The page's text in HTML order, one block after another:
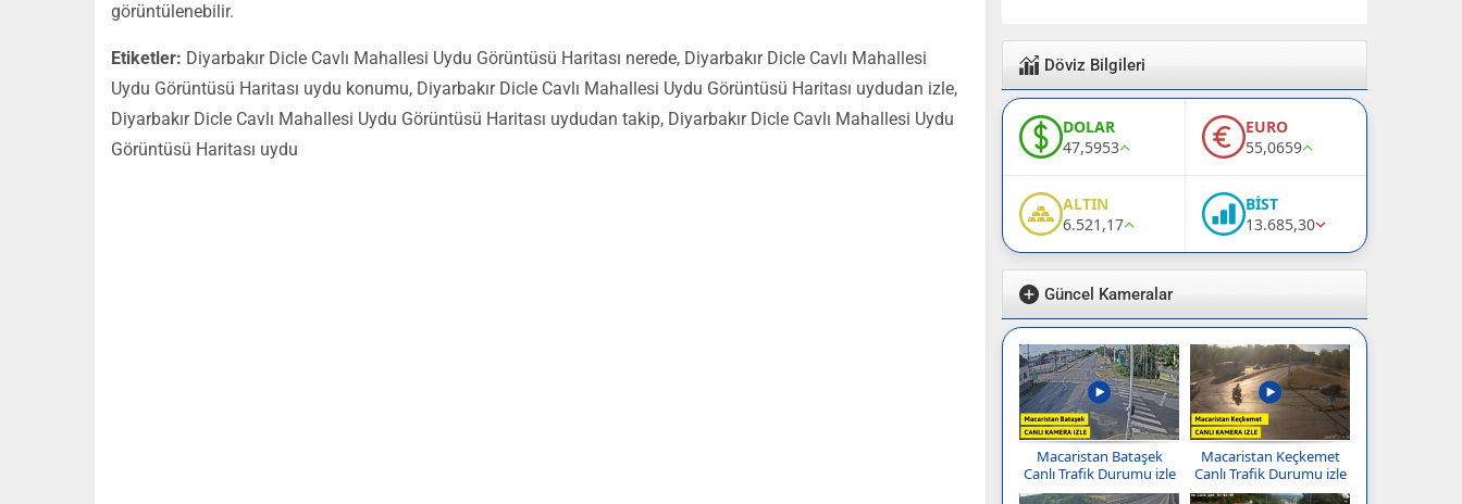
görüntülenebilir.
Etiketler: Diyarbakır Dicle Cavlı Mahallesi Uydu Görüntüsü Haritası nerede, Diyarbakır Dicle Cavlı Mahallesi
Uydu Görüntüsü Haritası uydu konumu, Diyarbakır Dicle Cavlı Mahallesi Uydu Görüntüsü Haritası uydudan izle,
Diyarbakır Dicle Cavlı Mahallesi Uydu Görüntüsü Haritası uydudan takip, Diyarbakır Dicle Cavlı Mahallesi Uydu
Görüntüsü Haritası uydu
Döviz Bilgileri
DOLAR
47,5953
EURO
55,0659
ALTIN
6.521,17
BİST
13.685,30
Güncel Kameralar
Macaristan Bataşek
Canlı Trafik Durumu izle
Macaristan Keçkemet
Canlı Trafik Durumu izle